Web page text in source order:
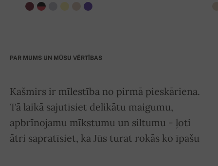
PAR MUMS UN MŪSU VĒRTĪBAS
Kašmirs ir mīlestība no pirmā pieskāriena.
Tā laikā sajutīsiet delikātu maigumu,
apbrīnojamu mīkstumu un siltumu - ļoti
ātri sapratīsiet, ka Jūs turat rokās ko īpašu